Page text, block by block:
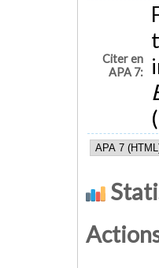
Citer en
APA 7: